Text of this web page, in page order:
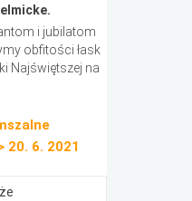
i jubilatom
obfitości łask
Najświętszej na
20. 6. 2021